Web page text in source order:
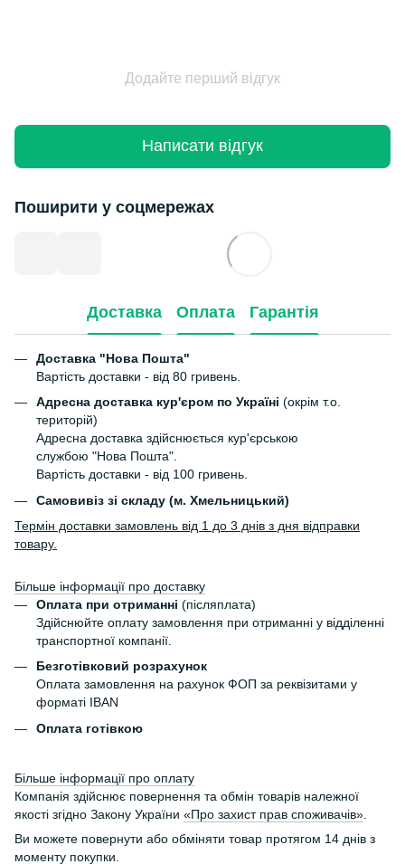
Додайте перший відгук
Написати відгук
Поширити у соцмережах
Доставка Оплата Гарантія
Доставка "Нова Пошта"
Вартість доставки - від 80 гривень.
Адресна доставка кур'єром по Україні (окрім т.о.
територій)
Адресна доставка здійснюється кур'єрською
службою "Нова Пошта".
Вартість доставки - від 100 гривень.
Самовивіз зі складу (м. Хмельницький)
Термін доставки замовлень від 1 до 3 днів з дня відправки
товару.
Більше інформації про доставку
Оплата при отриманні (післяплата)
Здійснюйте оплату замовлення при отриманні у відділенні
транспортної компанії.
Безготівковий розрахунок
Оплата замовлення на рахунок ФОП за реквізитами у
форматі IBAN
Оплата готівкою
Більше інформації про оплату
Компанія здійснює повернення та обмін товарів належної
якості згідно Закону України «Про захист прав споживачів»
Ви можете повернути або обміняти товар протягом 14 днів з
моменту покупки.